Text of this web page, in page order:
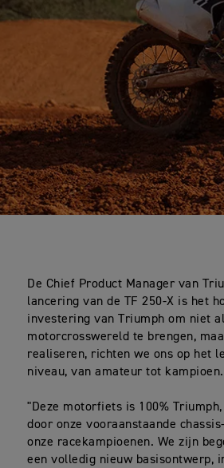
De Chief Product Manager van
lancering van de TF 250-X is het
investering van Triumph om niet
motorcrosswereld te brengen,
realiseren, richten we ons op het
niveau, van amateur tot kampioen.
"Deze motorfiets is 100%
door onze vooraanstaande
onze racekampioenen. We zijn
een volledig nieuw basisontwerp,